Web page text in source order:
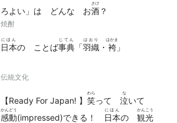
ろよい」は どんな お酒
さけ
？
焼酎
日本
にほん
の ことば事典
じてん
「羽織
はおり
・ 袴
はかま
」
伝統文化
【Ready For Japan! 】 笑
わら
って 泣
な
いて
感動
かんどう
(impressed)できる！ 日本
にほん
の 観光
かんこう